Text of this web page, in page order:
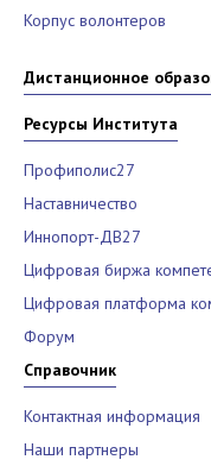
Корпус волонтеров
Дистанционное
Ресурсы Института
Профиполис27
Наставничество
Иннопорт-ДВ27
Цифровая биржа
Цифровая платформа
Форум
Справочник
Контактная информация
Наши партнеры